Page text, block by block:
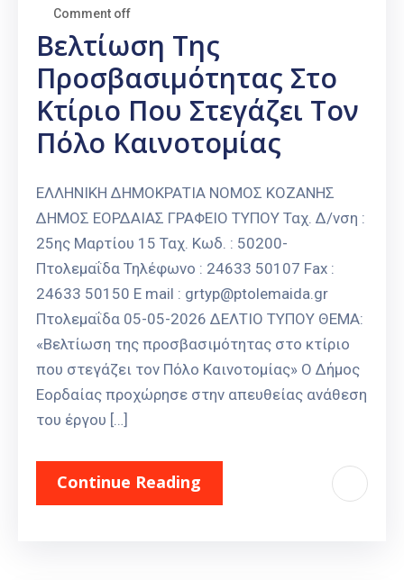
Comment off
Βελτίωση Της
Προσβασιμότητας Στο
Κτίριο Που Στεγάζει Τον
Πόλο Καινοτομίας
ΕΛΛΗΝΙΚΗ ΔΗΜΟΚΡΑΤΙΑ ΝΟΜΟΣ ΚΟΖΑΝΗΣ
ΔΗΜΟΣ ΕΟΡΔΑΙΑΣ ΓΡΑΦΕΙΟ ΤΥΠΟΥ Ταχ. Δ/νση :
25ης Μαρτίου 15 Ταχ. Κωδ. : 50200-
Πτολεμαΐδα Τηλέφωνο : 24633 50107 Fax :
24633 50150 E mail : grtyp@ptolemaida.gr
Πτολεμαΐδα 05-05-2026 ΔΕΛΤΙΟ ΤΥΠΟΥ ΘΕΜΑ:
«Βελτίωση της προσβασιμότητας στο κτίριο
που στεγάζει τον Πόλο Καινοτομίας» Ο Δήμος
Εορδαίας προχώρησε στην απευθείας ανάθεση
του έργου […]
Continue Reading